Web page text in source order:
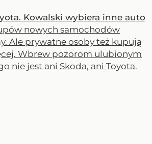
Kowalski wybiera inne auto
nowych samochodów
Ale prywatne osoby też kupują
Wbrew pozorom ulubionym
nie jest ani Skoda, ani Toyota.